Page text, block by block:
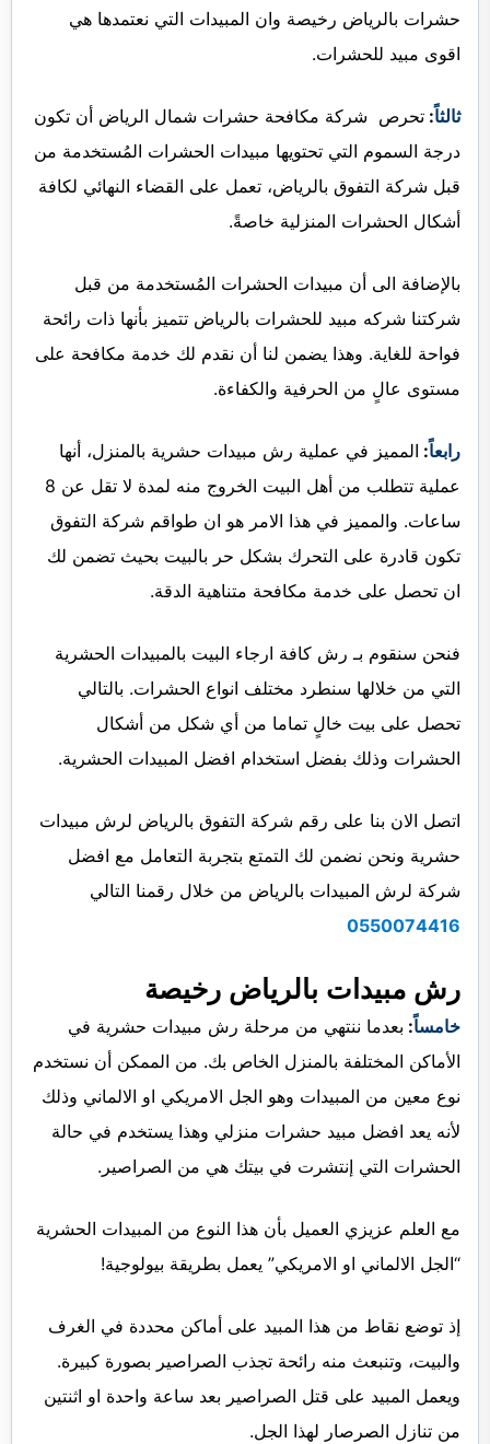
حشرات بالرياض رخيصة وان المبيدات التي نعتمدها هي
اقوى مبيد للحشرات.
ثالثاً: تحرص شركة مكافحة حشرات شمال الرياض أن تكون
درجة السموم التي تحتويها مبيدات الحشرات المُستخدمة من
قبل شركة التفوق بالرياض، تعمل على القضاء النهائي لكافة
أشكال الحشرات المنزلية خاصةً.
بالإضافة الى أن مبيدات الحشرات المُستخدمة من قبل
شركتنا شركه مبيد للحشرات بالرياض تتميز بأنها ذات رائحة
فواحة للغاية. وهذا يضمن لنا أن نقدم لك خدمة مكافحة على
مستوى عالٍ من الحرفية والكفاءة.
رابعاً: المميز في عملية رش مبيدات حشرية بالمنزل، أنها
عملية تتطلب من أهل البيت الخروج منه لمدة لا تقل عن 8
ساعات. والمميز في هذا الامر هو ان طواقم شركة التفوق
تكون قادرة على التحرك بشكل حر بالبيت بحيث تضمن لك
ان تحصل على خدمة مكافحة متناهية الدقة.
فنحن سنقوم بـ رش كافة ارجاء البيت بالمبيدات الحشرية
التي من خلالها سنطرد مختلف انواع الحشرات. بالتالي
تحصل على بيت خالٍ تماما من أي شكل من أشكال
الحشرات وذلك بفضل استخدام افضل المبيدات الحشرية.
اتصل الان بنا على رقم شركة التفوق بالرياض لرش مبيدات
حشرية ونحن نضمن لك التمتع بتجربة التعامل مع افضل
شركة لرش المبيدات بالرياض من خلال رقمنا التالي
0550074416
رش مبيدات بالرياض رخيصة
خامساً: بعدما ننتهي من مرحلة رش مبيدات حشرية في
الأماكن المختلفة بالمنزل الخاص بك. من الممكن أن نستخدم
نوع معين من المبيدات وهو الجل الامريكي او الالماني وذلك
لأنه يعد افضل مبيد حشرات منزلي وهذا يستخدم في حالة
الحشرات التي إنتشرت في بيتك هي من الصراصير.
مع العلم عزيزي العميل بأن هذا النوع من المبيدات الحشرية
“الجل الالماني او الامريكي” يعمل بطريقة بيولوجية!
إذ توضع نقاط من هذا المبيد على أماكن محددة في الغرف
والبيت، وتنبعث منه رائحة تجذب الصراصير بصورة كبيرة.
ويعمل المبيد على قتل الصراصير بعد ساعة واحدة او اثنتين
من تنازل الصرصار لهذا الجل.